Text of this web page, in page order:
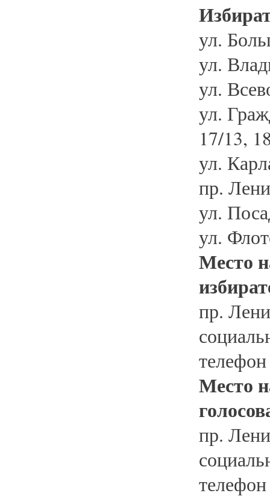
ул.
ул.
ул.
ул.
17/13,
ул.
пр.
ул.
ул.
Место
пр.
Место
пр.